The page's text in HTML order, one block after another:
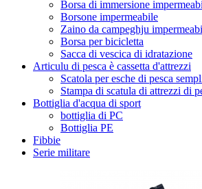
Borsa di immersione
Borsone impermeabile
Zaino da campeghju
Borsa per bicicletta
Sacca di vescica di idratazione
Articulu di pesca è cassetta d'attrezzi
Scatola per esche di pesca
Stampa di scatula di attrezzi di
Bottiglia d'acqua di sport
bottiglia di PC
Bottiglia PE
Fibbie
Serie militare